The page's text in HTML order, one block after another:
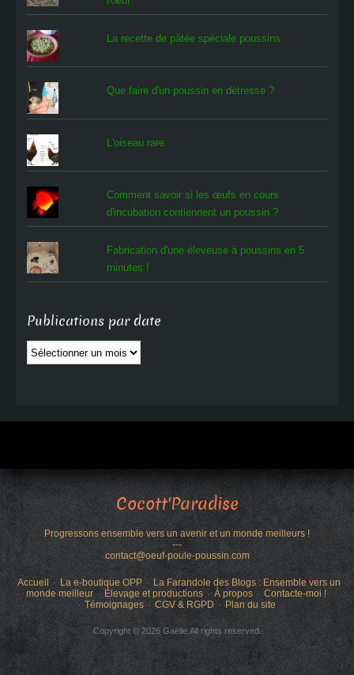
La recette de pâtée spéciale poussins
Que faire d'un poussin en détresse ?
L'oiseau rare
Comment savoir si les œufs en cours
d'incubation contiennent un poussin ?
Fabrication d'une éleveuse à poussins en 5
minutes !
Publications par date
Publications
par
Cocott'Paradise
Progressons ensemble vers un avenir et un monde meilleurs !
---
contact@oeuf-poule-poussin.com
Accueil La e-boutique OPP
La Farandole des Blogs : Ensemble vers un
monde meilleur
Élevage et productions À propos
Contacte-moi !
Témoignages
CGV & RGPD Plan du site
Copyright © 2026 Gaëlle.All rights reserved.